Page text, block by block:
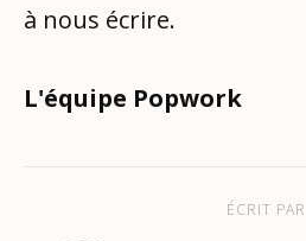
à nous écrire.
L'équipe Popwork
ÉCRIT PAR